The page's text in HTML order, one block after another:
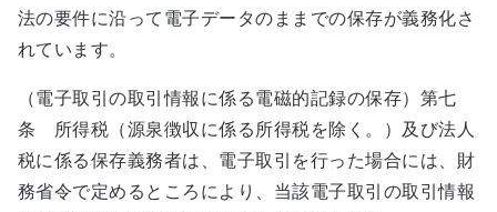
法の要件に沿って電子データのままでの保存が義務化さ
れています。
（電子取引の取引情報に係る電磁的記録の保存）第七
条 所得税（源泉徴収に係る所得税を除く。）及び法人
税に係る保存義務者は、電子取引を行った場合には、財
務省令で定めるところにより、当該電子取引の取引情報